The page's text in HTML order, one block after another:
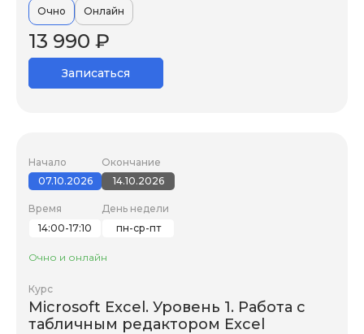
Очно
Онлайн
13 990 ₽
Записаться
Начало
07.10.2026
Окончание
14.10.2026
Время
14:00-17:10
День недели
пн-ср-пт
Очно и онлайн
Курс
Microsoft Excel. Уровень 1. Работа с
табличным редактором Excel